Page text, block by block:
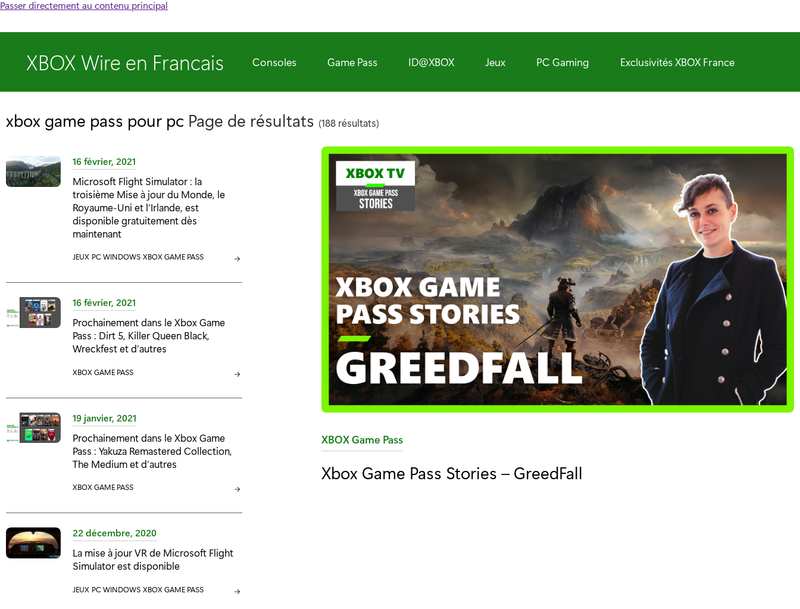
Passer directement au contenu principal
XBOX Wire en Francais Consoles Game Pass ID@XBOX Jeux PC Gaming Exclusivités XBOX France
xbox game pass pour pc Page de résultats (188 résultats)
C
t
XBOX Game Pass
Xbox Game Pass Stories – GreedFall
16 février, 2021
Microsoft Flight Simulator : la
troisième Mise à jour du Monde, le
Royaume-Uni et l’Irlande, est
disponible gratuitement dès
maintenant
C
T
G
O
R
I
:
JEUX C
T
G
O
R
I
:
PC WINDOWS C
T
O
R
I
XBOX GAME PASS
16 février, 2021
Prochainement dans le Xbox Game
Pass : Dirt 5, Killer Queen Black,
Wreckfest et d’autres
C
T
G
O
R
I
:
XBOX GAME PASS
19 janvier, 2021
Prochainement dans le Xbox Game
Pass : Yakuza Remastered Collection,
The Medium et d’autres
C
T
G
O
R
E
XBOX GAME PASS
22 décembre, 2020
La mise à jour VR de Microsoft Flight
Simulator est disponible
C
JEUX C
PC WINDOWS C
XBOX GAME PASS